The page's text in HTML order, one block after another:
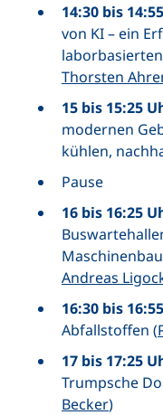
14:30 bis
von KI – ein
Thorsten
15 bis 15:25
modernen
kühlen,
Pause
16 bis 16:25
Andreas
16:30 bis
Abfallstoffen (
17 bis 17:25
Trumpsche
Becker)